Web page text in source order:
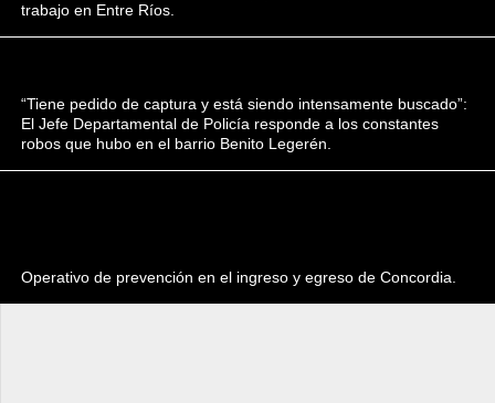
trabajo en Entre Ríos.
“Tiene pedido de captura y está siendo intensamente buscado”:
El Jefe Departamental de Policía responde a los constantes
robos que hubo en el barrio Benito Legerén.
Operativo de prevención en el ingreso y egreso de Concordia.